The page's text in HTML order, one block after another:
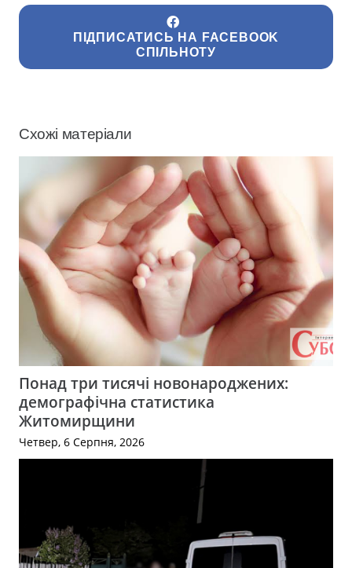
ПІДПИСАТИСЬ НА FACEBOOK
СПІЛЬНОТУ
Схожі матеріали
Понад три тисячі новонароджених:
демографічна статистика
Житомирщини
Четвер, 6 Серпня, 2026